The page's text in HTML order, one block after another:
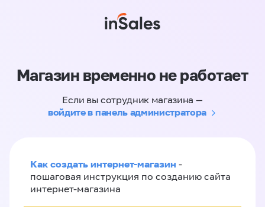
Магазин временно не работает
Если вы сотрудник магазина —
войдите в панель администратора
Как создать интернет-магазин -
пошаговая инструкция по созданию сайта
интернет-магазина